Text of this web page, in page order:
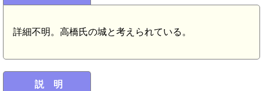
詳細不明。高橋氏の城と考えられている。
説 明